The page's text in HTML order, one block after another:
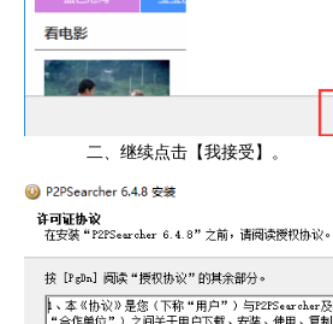
二、继续点击【我接受】。